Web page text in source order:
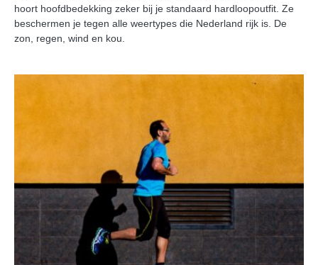
hoort hoofdbedekking zeker bij je standaard hardloopoutfit. Ze
beschermen je tegen alle weertypes die Nederland rijk is. De
zon, regen, wind en kou.